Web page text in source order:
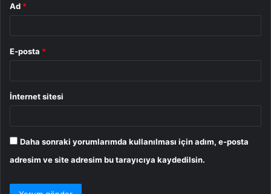
Ad *
E-posta *
İnternet sitesi
Daha sonraki yorumlarımda kullanılması için adım, e-posta
adresim ve site adresim bu tarayıcıya kaydedilsin.